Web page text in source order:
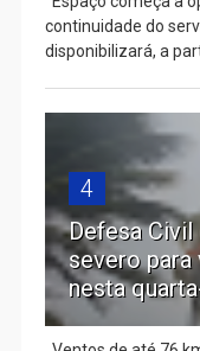
continuidade do
disponibilizará, a
4
Defesa
severo
nesta